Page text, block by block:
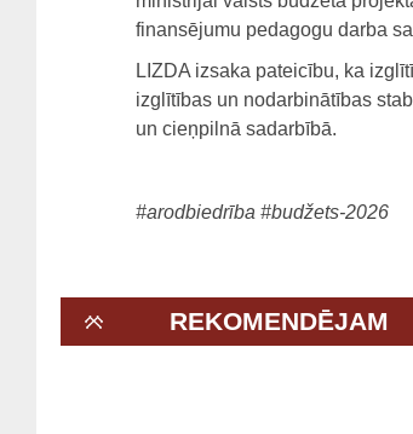
finansējumu pedagogu darba
LIZDA izsaka pateicību, ka
izglītības un nodarbinātības
un cieņpilnā sadarbībā.
#arodbiedrība #budžets-2026
REKOMENDĒJAM